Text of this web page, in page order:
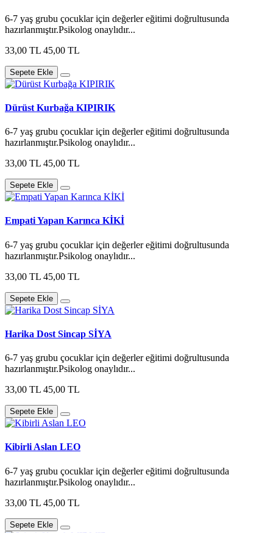
6-7 yaş grubu çocuklar için değerler eğitimi doğrultusunda
hazırlanmıştır.Psikolog onaylıdır...
33,00 TL 45,00 TL
Sepete Ekle
Dürüst Kurbağa KIPIRIK
6-7 yaş grubu çocuklar için değerler eğitimi doğrultusunda
hazırlanmıştır.Psikolog onaylıdır...
33,00 TL 45,00 TL
Sepete Ekle
Empati Yapan Karınca KİKİ
6-7 yaş grubu çocuklar için değerler eğitimi doğrultusunda
hazırlanmıştır.Psikolog onaylıdır...
33,00 TL 45,00 TL
Sepete Ekle
Harika Dost Sincap SİYA
6-7 yaş grubu çocuklar için değerler eğitimi doğrultusunda
hazırlanmıştır.Psikolog onaylıdır...
33,00 TL 45,00 TL
Sepete Ekle
Kibirli Aslan LEO
6-7 yaş grubu çocuklar için değerler eğitimi doğrultusunda
hazırlanmıştır.Psikolog onaylıdır...
33,00 TL 45,00 TL
Sepete Ekle